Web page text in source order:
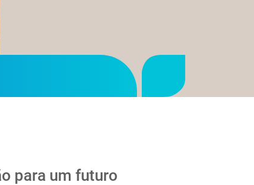
para um futuro